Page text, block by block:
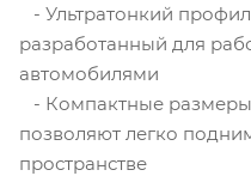
- Ультратонкий
разработанный для
автомобилями
- Компактные размеры
позволяют легко
пространстве